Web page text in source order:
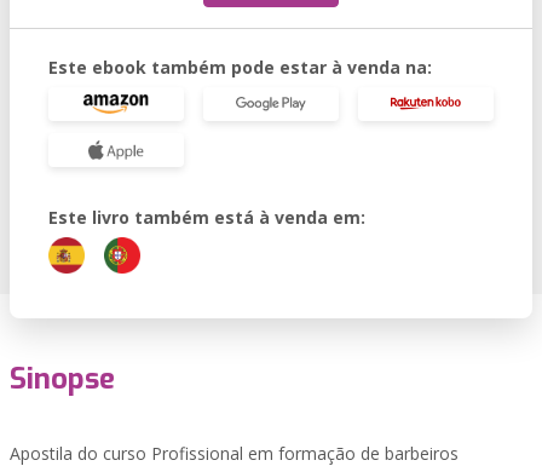
Este ebook também pode estar à venda na:
Este livro também está à venda em:
Sinopse
Apostila do curso Profissional em formação de barbeiros